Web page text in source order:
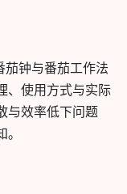
茄钟与番茄工作法
、使用方式与实际
与效率低下问题